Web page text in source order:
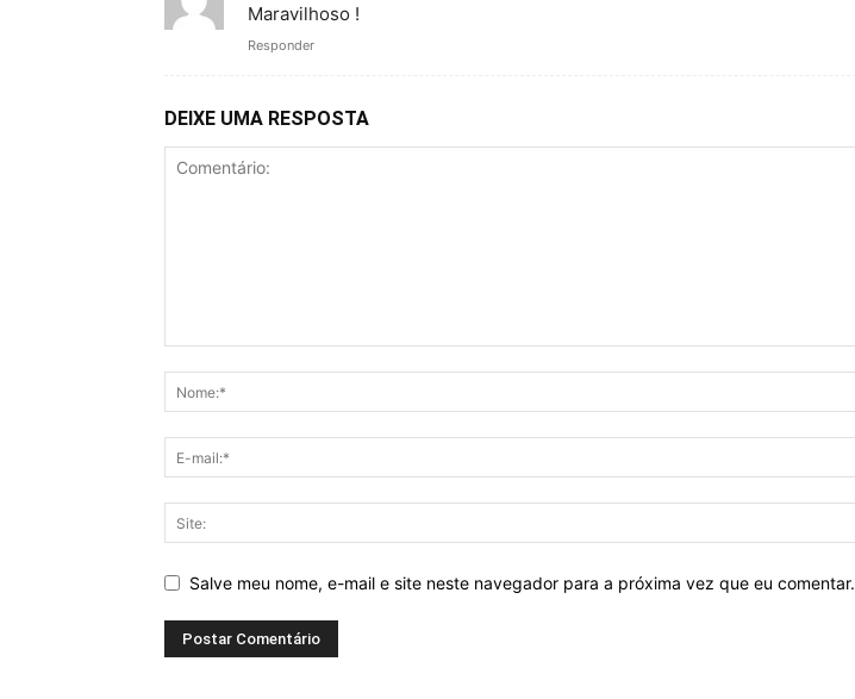
Maravilhoso !
Responder
DEIXE UMA RESPOSTA
Salve meu nome, e-mail e site neste navegador para a próxima vez que eu comentar.